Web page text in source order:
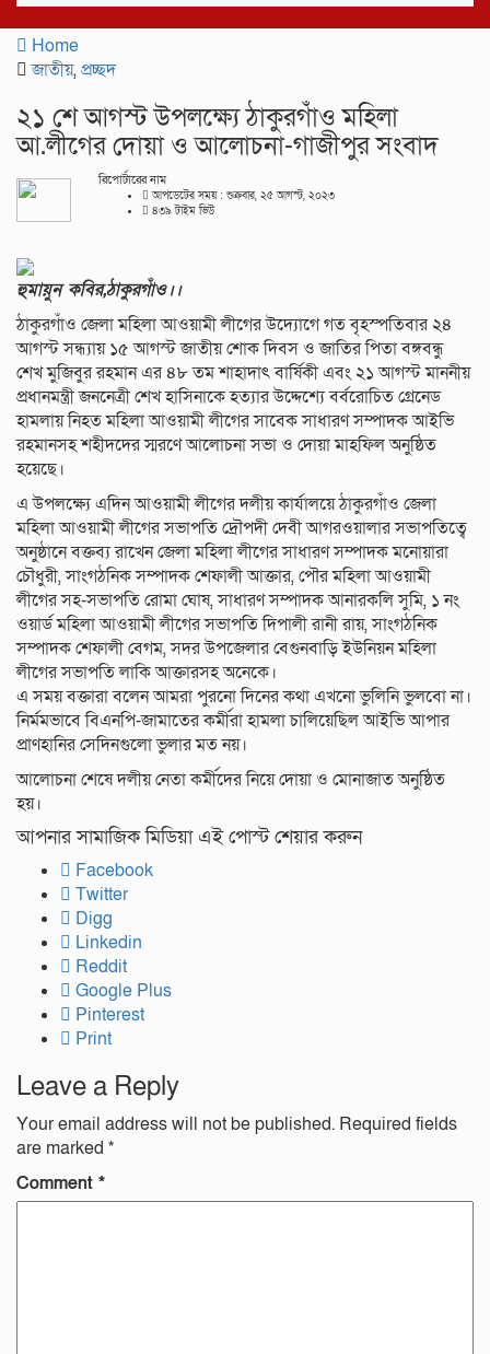
Home
জাতীয়,প্রচ্ছদ
২১ শে আগস্ট উপলক্ষ্যে ঠাকুরগাঁও মহিলা
আ.লীগের দোয়া ও আলোচনা-গাজীপুর সংবাদ
রিপোর্টারের নাম
আপডেটের সময় : শুক্রবার, ২৫ আগস্ট, ২০২৩
৪৩৯ টাইম ভিউ
হুমায়ুন কবির,ঠাকুরগাঁও।।
ঠাকুরগাঁও জেলা মহিলা আওয়ামী লীগের উদ্যোগে গত বৃহস্পতিবার ২৪
আগস্ট সন্ধ্যায় ১৫ আগস্ট জাতীয় শোক দিবস ও জাতির পিতা বঙ্গবন্ধু
শেখ মুজিবুর রহমান এর ৪৮ তম শাহাদাৎ বার্ষিকী এবং ২১ আগস্ট মাননীয়
প্রধানমন্ত্রী জননেত্রী শেখ হাসিনাকে হত্যার উদ্দেশ্যে বর্বরোচিত গ্রেনেড
হামলায় নিহত মহিলা আওয়ামী লীগের সাবেক সাধারণ সম্পাদক আইভি
রহমানসহ শহীদদের স্মরণে আলোচনা সভা ও দোয়া মাহফিল অনুষ্ঠিত
হয়েছে।
এ উপলক্ষ্যে এদিন আওয়ামী লীগের দলীয় কার্যালয়ে ঠাকুরগাঁও জেলা
মহিলা আওয়ামী লীগের সভাপতি দ্রৌপদী দেবী আগরওয়ালার সভাপতিত্বে
অনুষ্ঠানে বক্তব্য রাখেন জেলা মহিলা লীগের সাধারণ সম্পাদক মনোয়ারা
চৌধুরী, সাংগঠনিক সম্পাদক শেফালী আক্তার, পৌর মহিলা আওয়ামী
লীগের সহ-সভাপতি রোমা ঘোষ, সাধারণ সম্পাদক আনারকলি সুমি, ১ নং
ওয়ার্ড মহিলা আওয়ামী লীগের সভাপতি দিপালী রানী রায়, সাংগঠনিক
সম্পাদক শেফালী বেগম, সদর উপজেলার বেগুনবাড়ি ইউনিয়ন মহিলা
লীগের সভাপতি লাকি আক্তারসহ অনেকে।
এ সময় বক্তারা বলেন আমরা পুরনো দিনের কথা এখনো ভুলিনি ভুলবো না।
নির্মমভাবে বিএনপি-জামাতের কর্মীরা হামলা চালিয়েছিল আইভি আপার
প্রাণহানির সেদিনগুলো ভুলার মত নয়।
আলোচনা শেষে দলীয় নেতা কর্মীদের নিয়ে দোয়া ও মোনাজাত অনুষ্ঠিত
হয়।
আপনার সামাজিক মিডিয়া এই পোস্ট শেয়ার করুন
Facebook
Twitter
Digg
Linkedin
Reddit
Google Plus
Pinterest
Print
Leave a Reply
Your email address will not be published. Required fields
are marked *
Comment *